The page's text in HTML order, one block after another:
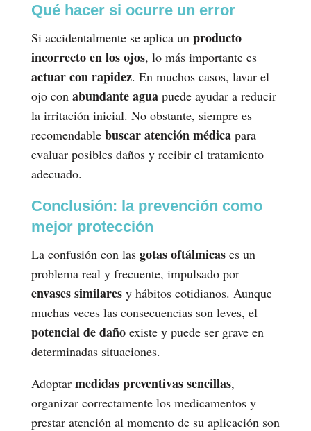
Qué hacer si ocurre un error
Si accidentalmente se aplica un producto
incorrecto en los ojos, lo más importante es
actuar con rapidez. En muchos casos, lavar el
ojo con abundante aguapuede ayudar a reducir
la irritación inicial. No obstante, siempre es
recomendable buscar atención médicapara
evaluar posibles daños y recibir el tratamiento
adecuado.
Conclusión: la prevención como
mejor protección
La confusión con las gotas oftálmicases un
problema real y frecuente, impulsado por
envases similaresy hábitos cotidianos. Aunque
muchas veces las consecuencias son leves, el
potencial de dañoexiste y puede ser grave en
determinadas situaciones.
Adoptar medidas preventivas sencillas,
organizar correctamente los medicamentos y
prestar atención al momento de su aplicación son